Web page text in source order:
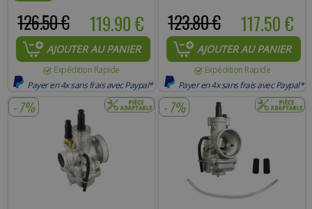
119.90 €
126.50 €
AJOUTER AU PANIER
Expédition Rapide
Payer en 4x sans frais avec Paypal*
117.50 €
123.80 €
AJOUTER AU PANIER
Expédition Rapide
Payer en 4x sans frais avec Paypal*
- 7% - 7%